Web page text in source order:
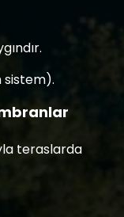
sistem).
teraslarda